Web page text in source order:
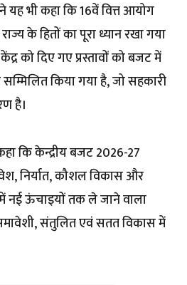
यह भी कहा कि 16वें वित्त आयोग
के हितों का पूरा ध्यान रखा गया
को दिए गए प्रस्तावों को बजट में
सम्मिलित किया गया है, जो सहकारी
है।
कि केन्द्रीय बजट 2026-27
निर्यात, कौशल विकास और
नई ऊंचाइयों तक ले जाने वाला
संतुलित एवं सतत विकास में